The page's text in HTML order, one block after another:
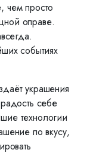
чем просто
оправе.
событиях
украшения
себе
технологии
по вкусу,